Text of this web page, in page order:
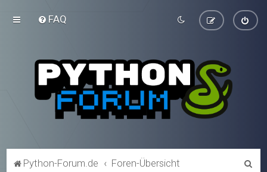
FAQ
Python-Forum.de Foren-Übersicht